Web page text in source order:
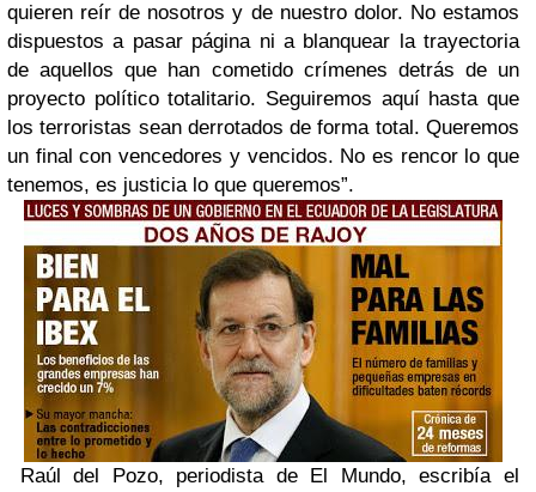
quieren reír de nosotros y de nuestro dolor. No estamos
dispuestos a pasar página ni a blanquear la trayectoria
de aquellos que han cometido crímenes detrás de un
proyecto político totalitario. Seguiremos aquí hasta que
los terroristas sean derrotados de forma total. Queremos
un final con vencedores y vencidos. No es rencor lo que
tenemos, es justicia lo que queremos”.
Raúl del Pozo, periodista de El Mundo, escribía el